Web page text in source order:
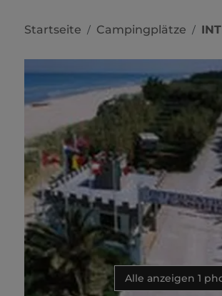
Startseite / Campingplätze /
Alle anzeigen 1